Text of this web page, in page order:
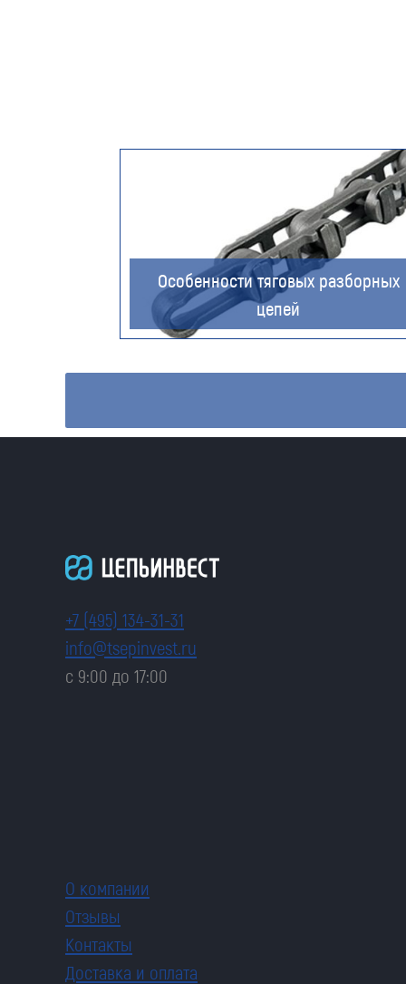
Особенности тяговых разборных
цепей
+7 (495) 134-31-31
info@tsepinvest.ru
с 9:00 до 17:00
О компании
Отзывы
Контакты
Доставка и оплата